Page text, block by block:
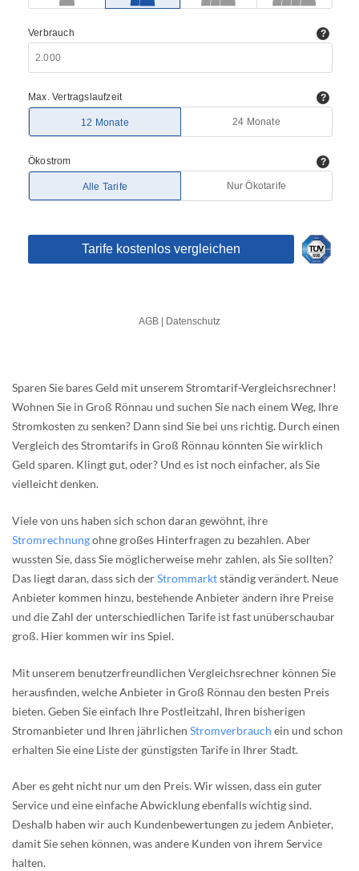
Sparen Sie bares Geld mit unserem Stromtarif-Vergleichsrechner!
Wohnen Sie in Groß Rönnau und suchen Sie nach einem Weg, Ihre
Stromkosten zu senken? Dann sind Sie bei uns richtig. Durch einen
Vergleich des Stromtarifs in Groß Rönnau könnten Sie wirklich
Geld sparen. Klingt gut, oder? Und es ist noch einfacher, als Sie
vielleicht denken.
Viele von uns haben sich schon daran gewöhnt, ihre
Stromrechnungohne großes Hinterfragen zu bezahlen. Aber
wussten Sie, dass Sie möglicherweise mehr zahlen, als Sie sollten?
Das liegt daran, dass sich derStrommarktständig verändert. Neue
Anbieter kommen hinzu, bestehende Anbieter ändern ihre Preise
und die Zahl der unterschiedlichen Tarife ist fast unüberschaubar
groß. Hier kommen wir ins Spiel.
Mit unserem benutzerfreundlichen Vergleichsrechner können Sie
herausfinden, welche Anbieter in Groß Rönnau den besten Preis
bieten. Geben Sie einfach Ihre Postleitzahl, Ihren bisherigen
Stromanbieter und Ihren jährlichen Stromverbrauch ein und schon
erhalten Sie eine Liste der günstigsten Tarife in Ihrer Stadt.
Aber es geht nicht nur um den Preis. Wir wissen, dass ein guter
Service und eine einfache Abwicklung ebenfalls wichtig sind.
Deshalb haben wir auch Kundenbewertungen zu jedem Anbieter,
damit Sie sehen können, was andere Kunden von ihrem Service
halten.